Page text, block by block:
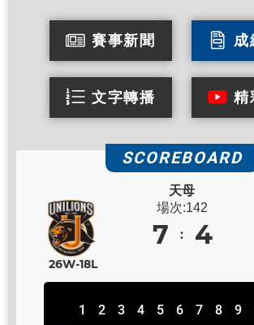
賽事新聞 成
文字轉播 精
SCOREBOARD
天母
場次:142
7
26W-18L
1 2 3 4 5 6 7 8 9
4